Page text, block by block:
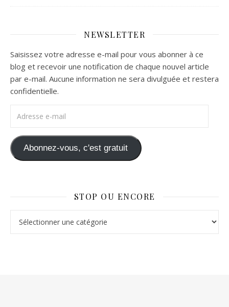
NEWSLETTER
Saisissez votre adresse e-mail pour vous abonner à ce
blog et recevoir une notification de chaque nouvel article
par e-mail. Aucune information ne sera divulguée et restera
confidentielle.
Abonnez-vous, c'est gratuit
STOP OU ENCORE